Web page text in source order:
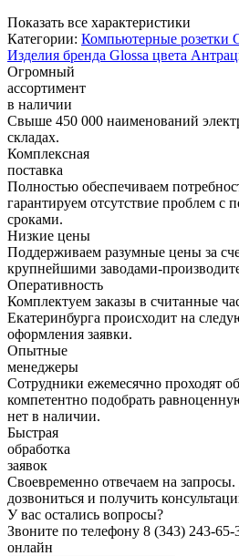
Показать все характеристики
Категории: Компьютерные розетки
Изделия бренда Glossa цвета
Огромный
ассортимент
в наличии
Свыше 450 000 наименований
складах.
Комплексная
поставка
Полностью обеспечиваем
гарантируем отсутствие проблем с
сроками.
Низкие цены
Поддерживаем разумные цены за
крупнейшими заводами-
Оперативность
Комплектуем заказы в считанные
Екатеринбурга происходит на
оформления заявки.
Опытные
менеджеры
Сотрудники ежемесячно проходят
компетентно подобрать
нет в наличии.
Быстрая
обработка
заявок
Своевременно отвечаем на
дозвониться и получить
У вас остались вопросы?
Звоните по телефону 8 (343) 243-65-
онлайн